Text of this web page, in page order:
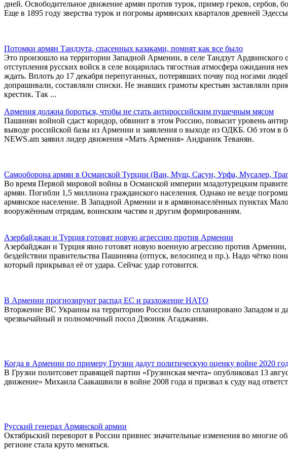
дней. Освободительное движение армян против турок, пример греков, сербов,
Еще в 1895 году зверства турок и погромы армянских кварталов древней
Потомки армян Тандзута, спасенных казаками, помнят как все было
Это произошло на территории Западной Армении, в селе Тандзут Ардвинского
отступления русских войск в селе воцарилась тягостная атмосфера ожидания
ждать. Вплоть до 17 декабря перепуганных, потерявших почву под ногами
допрашивали, составляли списки. Не знавших грамоты крестьян заставляли
крестик. Так ...
Армения должна бороться, чтобы не стать антироссийским пушечным мясом
Пашинян войной сдаст коридор, обвинит в этом Россию, повысит уровень
выводе российской базы из Армении и заявления о выходе из ОДКБ. Об этом в
NEWS.am заявил лидер движения «Мать Армения» Андраник Теванян.
Самооборона армян в Османской Турции (Ван, Муш, Сасун, Урфа, Мусалер,
Во время Первой мировой войны в Османской империи младотурецким
армян. Погибли 1,5 миллиона гражданского населения. Однако не везде
армянское население. В Западной Армении и в армянонаселённых пунктах
вооружённым отрядам, воинским частям и другим формированиям.
Азербайджан и Турция готовят новую агрессию против Армении
Азербайджан и Турция явно готовят новую военную агрессию против
бездействии правительства Пашиняна (отпуск, велосипед и пр.). Надо чётко
который прикрывал её от удара. Сейчас удар готовится.
В Армении прогнозируют распад ЕС и разложение НАТО
Вторжение ВС Украины на территорию России было спланировано Западом и
чрезвычайный и полномочный посол Дзюник Агаджанян.
Когда в Армении по примеру Грузии дадут политическую оценку войне 2020
В Грузии политсовет правящей партии «Грузинская мечта» опубликовал 13
движение» Михаила Саакашвили в войне 2008 года и призвал к суду над
Русский генерал Армянской армии
Октябрьский переворот в России привнес значительные изменения во многие
регионе стала круто меняться.